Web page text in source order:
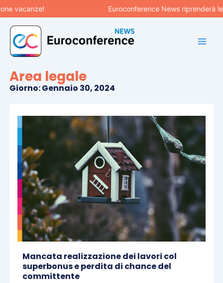
Vai
al
contenuto
Euroconference News riprenderà le
Area legale
Giorno: Gennaio 30, 2024
Mancata realizzazione dei lavori col
superbonus e perdita di chance del
committente